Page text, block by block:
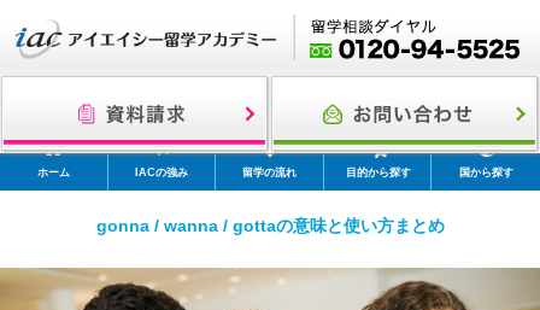
ホーム IACの強み 留学の流れ 目的から探す 国から探す
gonna / wanna / gottaの意味と使い方まとめ